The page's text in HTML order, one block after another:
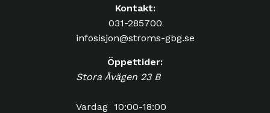
Kontakt:
031-285700
infosisjon@stroms-gbg.se
Öppettider:
Stora Åvägen 23 B
Vardag 10:00-18:00